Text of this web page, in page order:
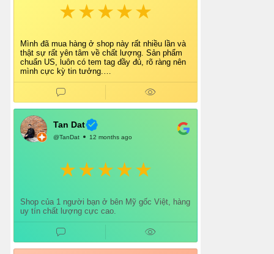
Mình đã mua hàng ở shop này rất nhiều lần và
thật sự rất yên tâm về chất lượng. Sản phẩm
chuẩn US, luôn có tem tag đầy đủ, rõ ràng nên
mình cực kỳ tin tưởng.
Shop tư vấn nhiệt tình, giao hàng nhanh, đóng
gói cẩn thận. Mỗi lần mua đều cảm thấy hài
Chắc chắn mình sẽ tiếp tục ủng hộ shop lâu dài
và giới thiệu thêm cho bạn bè 👍
Tan Dat
@TanDat 12 months ago
Shop của 1 người bạn ở bên Mỹ gốc Việt, hàng
uy tín chất lượng cực cao.